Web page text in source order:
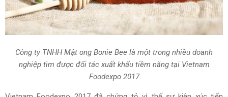
Công ty TNHH Mật ong Bonie Bee là một trong nhiều doanh
nghiệp tìm được đối tác xuất khẩu tiềm năng tại Vietnam
Foodexpo 2017